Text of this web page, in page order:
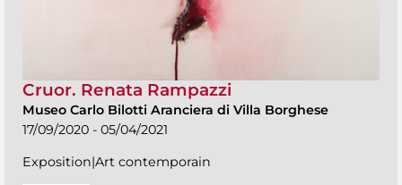
Cruor. Renata Rampazzi
Museo Carlo Bilotti Aranciera di Villa Borghese
17/09/2020 - 05/04/2021
Exposition|Art contemporain